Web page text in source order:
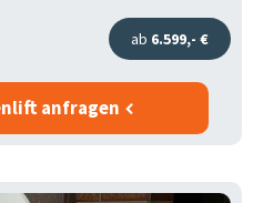
ab 6.599,- €
anfragen